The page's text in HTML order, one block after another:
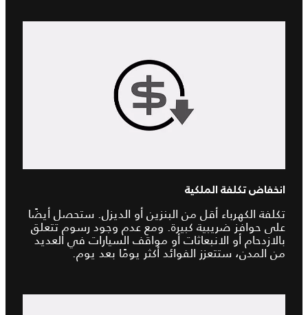
انخفاض تكلفة الملكية
تكلفة الكهرباء أقل من البنزين أو الديزل. ستحصل أيضًا
على حوافز ضريبية كبيرة. ومع عدم وجود رسوم تتعلق
بالازدحام أو الانبعاثات أو مواقف السيارات في العديد
من المدن، ستتعزز الفوائد أكثر يومًا بعد يوم.